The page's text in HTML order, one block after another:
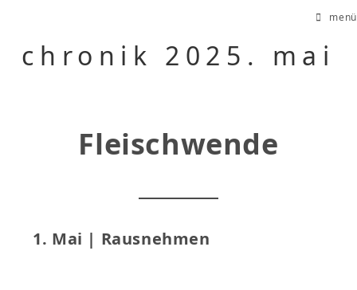
springen
menü
chronik 2025. mai
Fleischwende
1. Mai | Rausnehmen